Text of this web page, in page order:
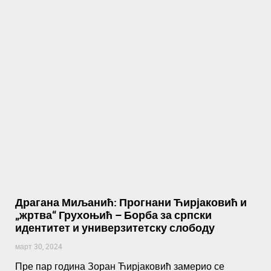
Драгана Миљанић: Прогнани Ћирјаковић и
„жртва“ Грухоњић – Борба за српски
идентитет и универзитетску слободу
март 30, 2024
Пре пар година Зоран Ћирјаковић замерио се